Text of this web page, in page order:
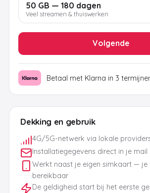
Dekking en gebruik
4G/5G-netwerk via lokale
Installatiegegevens direct in je mail
Werkt naast je eigen simkaart — je
bereikbaar
De geldigheid start bij het eerste
50 GB — 180 dagen
Veel streamen & thuiswerken
Volgende
Betaal met Klarna in 3